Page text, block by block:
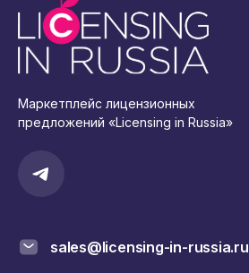
Маркетплейс лицензионных
предложений «Licensing in Russia»
sales@licensing-in-russia.ru